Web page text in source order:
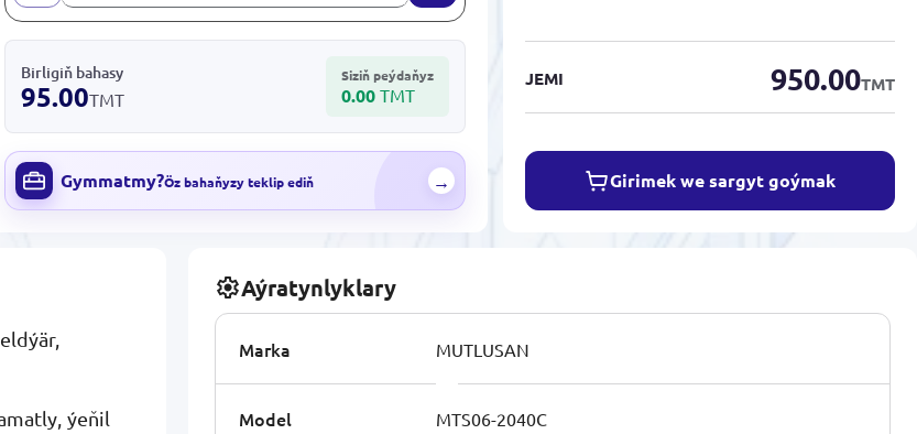
Birligiň bahasy
95.00TMT
Siziň peýdaňyz
0.00 TMT
Gymmatmy?Öz bahaňyzy teklip ediň →
JEMI 950.00TMT
Girimek we sargyt goýmak
ýeňil
Aýratynlyklary
Marka MUTLUSAN
Model MTS06-2040C